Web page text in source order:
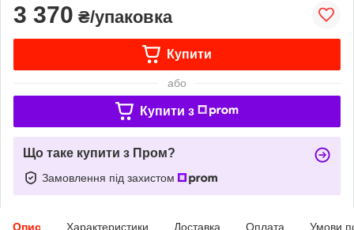
3 370 ₴/упаковка
Купити
або
Купити з
Що таке купити з Пром?
Замовлення під захистом
Опис Характеристики Доставка Оплата Умови